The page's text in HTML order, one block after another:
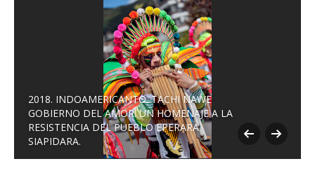
2018. INDOAMERICANTO. TACHI NAWE
GOBIERNO DEL AMOR. UN HOMENAJE A LA
RESISTENCIA DEL PUEBLO EPERARA
SIAPIDARA.